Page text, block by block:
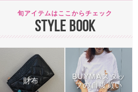
旬アイテムはここからチェック
STYLE BOOK
財布
BUYMAスタッ
フの自腹買い